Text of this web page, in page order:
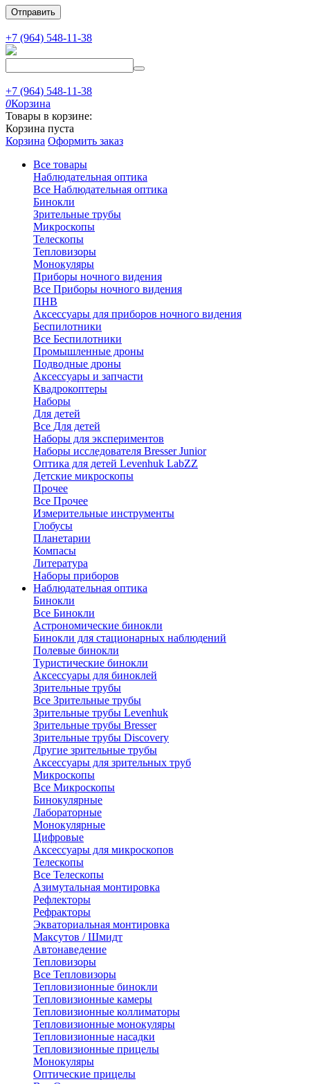
Отправить
+7 (964) 548-11-38
+7 (964) 548-11-38
0Корзина
Товары в корзине:
Корзина пуста
Корзина Оформить заказ
Все товары
Наблюдательная оптика
Все Наблюдательная оптика
Бинокли
Зрительные трубы
Микроскопы
Телескопы
Тепловизоры
Монокуляры
Приборы ночного видения
Все Приборы ночного видения
ПНВ
Аксессуары для приборов ночного видения
Беспилотники
Все Беспилотники
Промышленные дроны
Подводные дроны
Аксессуары и запчасти
Квадрокоптеры
Наборы
Для детей
Все Для детей
Наборы для экспериментов
Наборы исследователя Bresser Junior
Оптика для детей Levenhuk LabZZ
Детские микроскопы
Прочее
Все Прочее
Измерительные инструменты
Глобусы
Планетарии
Компасы
Литература
Наборы приборов
Наблюдательная оптика
Бинокли
Все Бинокли
Астрономические бинокли
Бинокли для стационарных наблюдений
Полевые бинокли
Туристические бинокли
Аксессуары для биноклей
Зрительные трубы
Все Зрительные трубы
Зрительные трубы Levenhuk
Зрительные трубы Bresser
Зрительные трубы Discovery
Другие зрительные трубы
Аксессуары для зрительных труб
Микроскопы
Все Микроскопы
Бинокулярные
Лабораторные
Монокулярные
Цифровые
Аксессуары для микроскопов
Телескопы
Все Телескопы
Азимутальная монтировка
Рефлекторы
Рефракторы
Экваториальная монтировка
Максутов / Шмидт
Автонаведение
Тепловизоры
Все Тепловизоры
Тепловизионные бинокли
Тепловизионные камеры
Тепловизионные коллиматоры
Тепловизионные монокуляры
Тепловизионные насадки
Тепловизионные прицелы
Монокуляры
Оптические прицелы